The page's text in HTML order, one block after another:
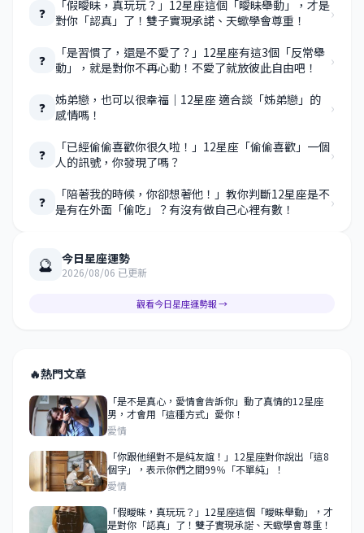
❓
「假曖昧，真玩玩？」12星座這個「曖昧舉動」，才是
對你「認真」了！雙子實現承諾、天蠍學會尊重！
›
❓
「是習慣了，還是不愛了？」12星座有這3個「反常舉
動」，就是對你不再心動！不愛了就放彼此自由吧！
›
❓ 姊弟戀，也可以很幸福｜12星座 適合談「姊弟戀」的
感情嗎！
›
❓
「已經偷偷喜歡你很久啦！」12星座「偷偷喜歡」一個
人的訊號，你發現了嗎？
›
❓
「陪著我的時候，你卻想著他！」教你判斷12星座是不
是有在外面「偷吃」？有沒有做自己心裡有數！
›
🔮 今日星座運勢
2026/08/06 已更新
觀看今日星座運勢報 →
🔥熱門文章
「是不是真心，愛情會告訴你」動了真情的12星座
男，才會用「這種方式」愛你！
愛情
「你跟他絕對不是純友誼！」12星座對你說出「這8
個字」，表示你們之間99％「不單純」！
愛情
「假曖昧，真玩玩？」12星座這個「曖昧舉動」，才
是對你「認真」了！雙子實現承諾、天蠍學會尊重！